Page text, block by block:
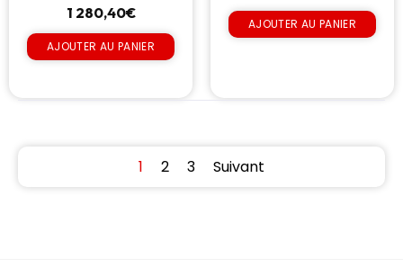
1 280,40€
AJOUTER AU PANIER
AJOUTER AU PANIER
1 2 3 Suivant